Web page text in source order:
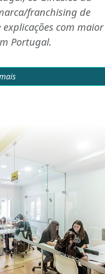
franchising de
explicações com maior
Portugal.